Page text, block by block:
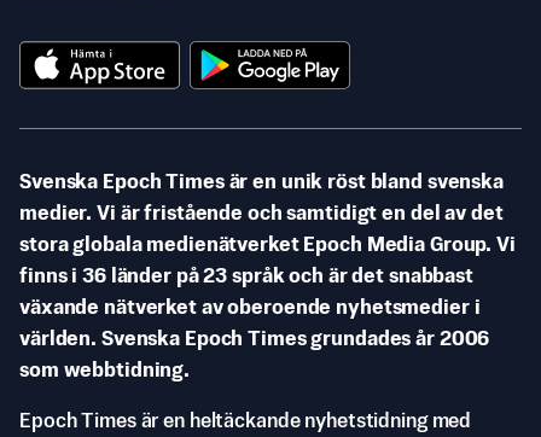
Svenska Epoch Times är en unik röst bland svenska
medier. Vi är fristående och samtidigt en del av det
stora globala medienätverket Epoch Media Group. Vi
finns i 36 länder på 23 språk och är det snabbast
växande nätverket av oberoende nyhetsmedier i
världen. Svenska Epoch Times grundades år 2006
som webbtidning.
Epoch Times är en heltäckande nyhetstidning med